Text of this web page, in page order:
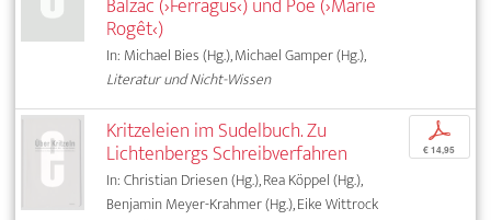
Rogêt‹)
In: Michael Bies (Hg.), Michael Gamper (Hg.),
Literatur und Nicht-Wissen
Kritzeleien im Sudelbuch. Zu
Lichtenbergs Schreibverfahren
In: Christian Driesen (Hg.), Rea Köppel (Hg.),
Benjamin Meyer-Krahmer (Hg.), Eike Wittrock
p
€ 14,95